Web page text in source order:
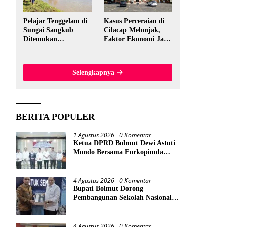
Pelajar Tenggelam di
Sungai Sangkub
Ditemukan
Meter dari Lokasi
Kasus Perceraian di
Cilacap Melonjak,
Faktor Ekonomi Jadi
Selengkapnya
BERITA POPULER
1 Agustus 2026 0 Komentar
Ketua DPRD Bolmut Dewi Astuti
Mondo Bersama Forkopimda
4 Agustus 2026 0 Komentar
Bupati Bolmut Dorong
Pembangunan Sekolah Nasional